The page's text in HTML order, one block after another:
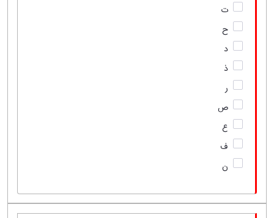
ت
ح
د
ذ
ر
ص
ع
ف
ن